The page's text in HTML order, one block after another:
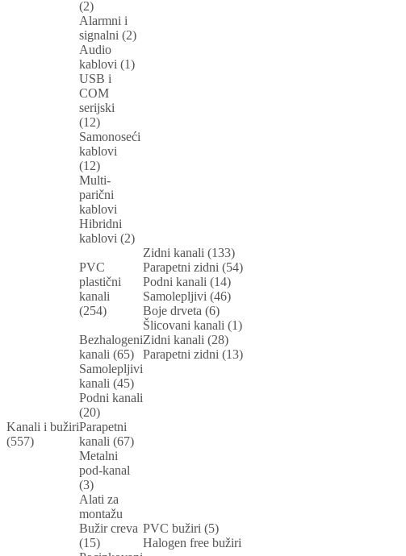
(2)
Alarmni i
signalni (2)
Audio
kablovi (1)
USB i
COM
serijski
(12)
Samonoseći
kablovi
(12)
Multi-
parični
kablovi
Hibridni
kablovi (2)
Kanali i bužiri
(557)
PVC
plastični
kanali
(254)
Zidni kanali (133)
Parapetni zidni (54)
Podni kanali (14)
Samolepljivi (46)
Boje drveta (6)
Šlicovani kanali (1)
Bezhalogeni
kanali (65)
Zidni kanali (28)
Parapetni zidni (13)
Samolepljivi
kanali (45)
Podni kanali
(20)
Parapetni
kanali (67)
Metalni
pod-kanal
(3)
Alati za
montažu
Bužir creva
(15)
PVC bužiri (5)
Halogen free bužiri